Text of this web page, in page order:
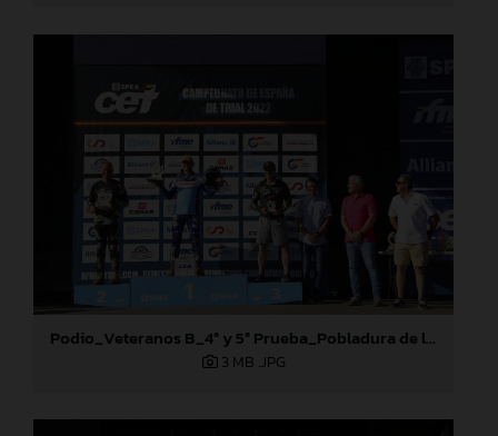
Podio_Veteranos B_4ª y 5ª Prueba_Pobladura de las Regueras (León)
3 MB .JPG